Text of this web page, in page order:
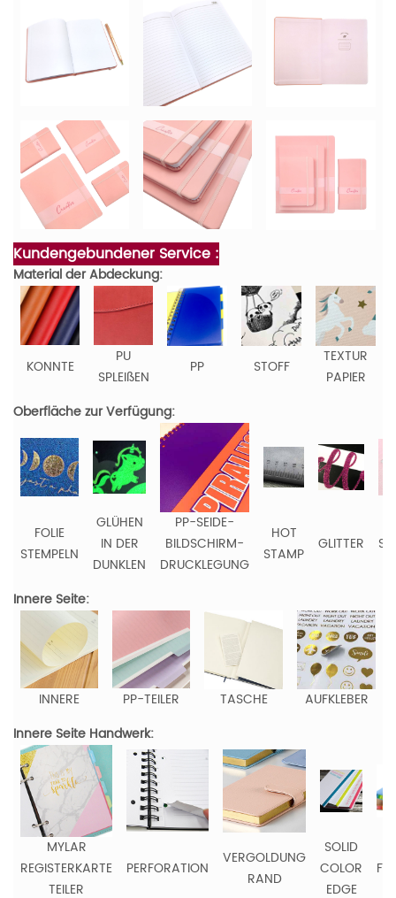
Kundengebundener Service :
Material der Abdeckung:
KONNTE
PU
SPLEIßEN
PP STOFF
TEXTUR
PAPIER
Oberfläche zur Verfügung:
FOLIE
STEMPELN
GLÜHEN
IN DER
DUNKLEN
PP-SEIDE-
BILDSCHIRM-
DRUCKLEGUNG
HOT
STAMP
GLITTER
Innere Seite:
INNERE PP-TEILER TASCHE
AUFKLEBER
Innere Seite Handwerk:
MYLAR
REGISTERKARTE
TEILER
PERFORATION
VERGOLDUNG
RAND
SOLID
COLOR
EDGE